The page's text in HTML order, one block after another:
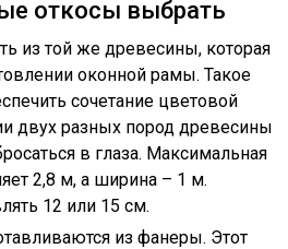
откосы выбрать
из той же древесины, которая
оконной рамы. Такое
сочетание цветовой
двух разных пород древесины
в глаза. Максимальная
2,8 м, а ширина – 1 м.
12 или 15 см.
из фанеры. Этот